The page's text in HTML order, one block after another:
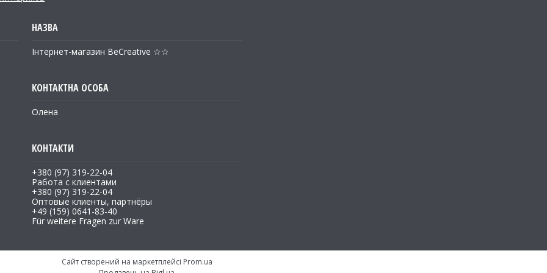
Інтернет-магазин BeCreative ☆☆
Олена
+380 (97) 319-22-04
Работа с клиентами
+380 (97) 319-22-04
Оптовые клиенты, партнёры
+49 (159) 0641-83-40
Für weitere Fragen zur Ware
Сайт створений на маркетплейсі Prom.ua